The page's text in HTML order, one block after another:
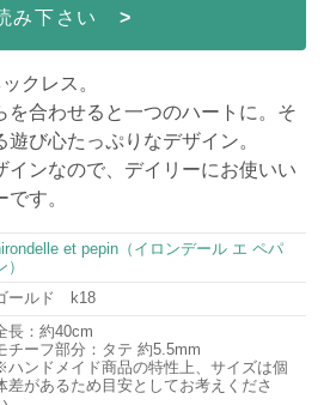
み下さい >
クレス。
を合わせると一つのハートに。そ
び心たっぷりなデザイン。
インなので、デイリーにお使いい
す。
et pepin（イロンデール エ ペパ
）
ールド k18
長：約40cm
チーフ部分：タテ 約5.5mm
ハンドメイド商品の特性上、サイズは個
差があるため目安としてお考えくださ